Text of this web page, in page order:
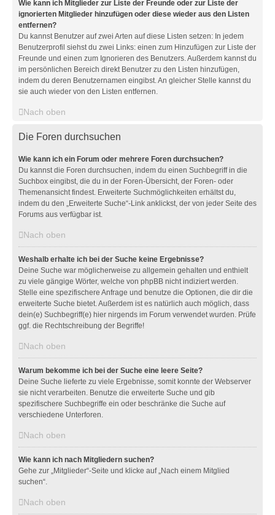
Wie kann ich Mitglieder zur Liste der Freunde oder zur Liste der
ignorierten Mitglieder hinzufügen oder diese wieder aus den Listen
entfernen?
Du kannst Benutzer auf zwei Arten auf diese Listen setzen: In jedem
Benutzerprofil siehst du zwei Links: einen zum Hinzufügen zur Liste der
Freunde und einen zum Ignorieren des Benutzers. Außerdem kannst du
im persönlichen Bereich direkt Benutzer zu den Listen hinzufügen,
indem du deren Benutzernamen eingibst. An gleicher Stelle kannst du
sie auch wieder von den Listen entfernen.
Nach oben
Die Foren durchsuchen
Wie kann ich ein Forum oder mehrere Foren durchsuchen?
Du kannst die Foren durchsuchen, indem du einen Suchbegriff in die
Suchbox eingibst, die du in der Foren-Übersicht, der Foren- oder
Themenansicht findest. Erweiterte Suchmöglichkeiten erhältst du,
indem du den „Erweiterte Suche“-Link anklickst, der von jeder Seite des
Forums aus verfügbar ist.
Nach oben
Weshalb erhalte ich bei der Suche keine Ergebnisse?
Deine Suche war möglicherweise zu allgemein gehalten und enthielt
zu viele gängige Wörter, welche von phpBB nicht indiziert werden.
Stelle eine spezifischere Anfrage und benutze die Optionen, die dir die
erweiterte Suche bietet. Außerdem ist es natürlich auch möglich, dass
dein(e) Suchbegriff(e) hier nirgends im Forum verwendet wurden. Prüfe
ggf. die Rechtschreibung der Begriffe!
Nach oben
Warum bekomme ich bei der Suche eine leere Seite?
Deine Suche lieferte zu viele Ergebnisse, somit konnte der Webserver
sie nicht verarbeiten. Benutze die erweiterte Suche und gib
spezifischere Suchbegriffe ein oder beschränke die Suche auf
verschiedene Unterforen.
Nach oben
Wie kann ich nach Mitgliedern suchen?
Gehe zur „Mitglieder“-Seite und klicke auf „Nach einem Mitglied
suchen“.
Nach oben